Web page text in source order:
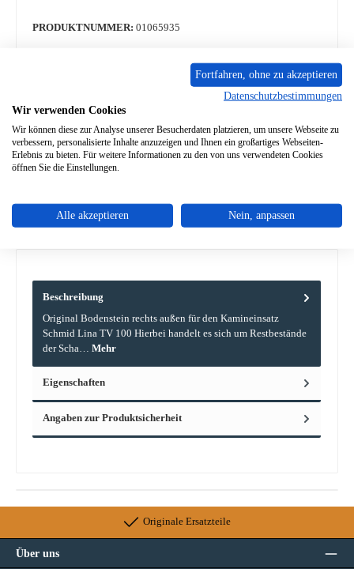
PRODUKTNUMMER: 01065935
Sofort verfügbar, Lieferzeit: 2-4 Tage
Produkt Anzahl: Gib den gewünschten Wert ein oder benutze die Schaltflächen um die
In den Warenkorb
Zum Merkzettel hinzufügen
Frage zum Produkt
Beschreibung
Original Bodenstein rechts außen für den Kamineinsatz
Schmid Lina TV 100 Hierbei handelt es sich um Restbestände
der Scha… Mehr
Eigenschaften
Angaben zur Produktsicherheit
Originale Ersatzteile
Über uns
Fortfahren, ohne zu akzeptieren
Datenschutzbestimmungen
Wir verwenden Cookies
Wir können diese zur Analyse unserer Besucherdaten platzieren, um unsere Webseite zu
verbessern, personalisierte Inhalte anzuzeigen und Ihnen ein großartiges Webseiten-
Erlebnis zu bieten. Für weitere Informationen zu den von uns verwendeten Cookies
öffnen Sie die Einstellungen.
Alle akzeptieren Nein, anpassen